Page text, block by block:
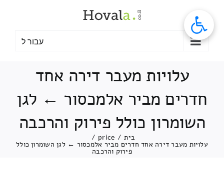
עבור ל
עלויות מעבר דירה אחד
חדרים מביר אלמכסור ← לגן
השומרון כולל פירוק והרכבה
בית /
price
/
עלויות מעבר דירה אחד חדרים מביר אלמכסור ← לגן השומרון כולל
פירוק והרכבה